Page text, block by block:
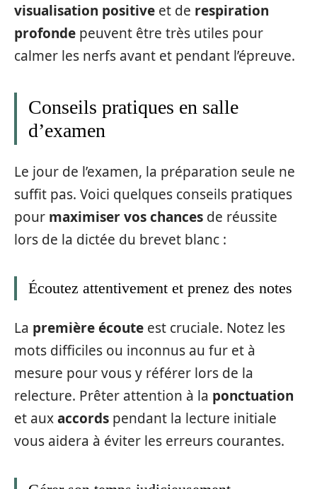
visualisation positive et de respiration
profonde peuvent être très utiles pour
calmer les nerfs avant et pendant l’épreuve.
Conseils pratiques en salle
d’examen
Le jour de l’examen, la préparation seule ne
suffit pas. Voici quelques conseils pratiques
pour maximiser vos chances de réussite
lors de la dictée du brevet blanc :
Écoutez attentivement et prenez des notes
La première écoute est cruciale. Notez les
mots difficiles ou inconnus au fur et à
mesure pour vous y référer lors de la
relecture. Prêter attention à la ponctuation
et auxaccords pendant la lecture initiale
vous aidera à éviter les erreurs courantes.